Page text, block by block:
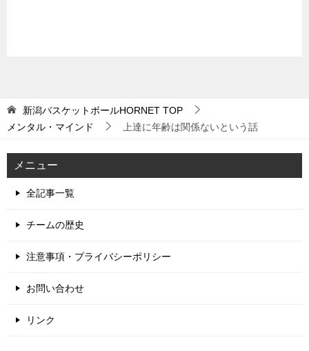
新潟バスケットボールHORNET TOP
メンタル・マインド
上達に年齢は関係ないという話
メニュー
全記事一覧
チームの歴史
注意事項・プライバシーポリシー
お問い合わせ
リンク